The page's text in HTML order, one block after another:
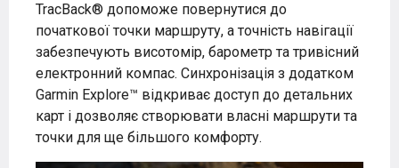
TracBack® допоможе повернутися до
початкової точки маршруту, а точність навігації
забезпечують висотомір, барометр та тривісний
електронний компас. Синхронізація з додатком
Garmin Explore™ відкриває доступ до детальних
карт і дозволяє створювати власні маршрути та
точки для ще більшого комфорту.